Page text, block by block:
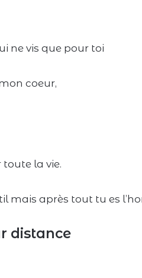
ne vis que pour toi
coeur,
toute la vie.
mais après tout tu es
distance